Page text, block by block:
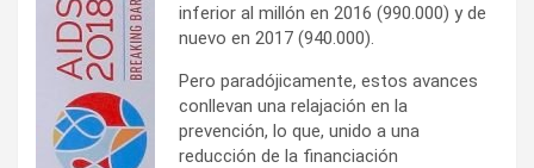
inferior al millón en 2016 (990.000) y de
nuevo en 2017 (940.000).
Pero paradójicamente, estos avances
conllevan una relajación en la
prevención, lo que, unido a una
reducción de la financiación